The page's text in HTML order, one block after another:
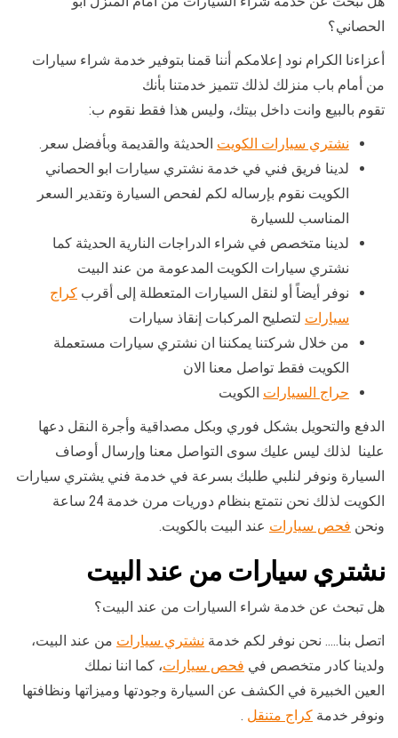
الحصاني؟
أعزاءنا الكرام نود إعلامكم أننا قمنا بتوفير خدمة شراء سيارات
من أمام باب منزلك لذلك تتميز خدمتنا بأنك
تقوم بالبيع وانت داخل بيتك، وليس هذا فقط نقوم ب:
نشتري سيارات الكويت الحديثة والقديمة وبأفضل سعر.
لدينا فريق فني في خدمة نشتري سيارات ابو الحصاني
الكويت نقوم بإرساله لكم لفحص السيارة وتقدير السعر
المناسب للسيارة
لدينا متخصص في شراء الدراجات النارية الحديثة كما
نشتري سيارات الكويت المدعومة من عند البيت
نوفر أيضاً أو لنقل السيارات المتعطلة إلى أقرب كراج
سيارات لتصليح المركبات إنقاذ سيارات
من خلال شركتنا يمكننا ان نشتري سيارات مستعملة
الكويت فقط تواصل معنا الان
حراج السيارات الكويت
الدفع والتحويل بشكل فوري وبكل مصداقية وأجرة النقل دعها
علينا لذلك ليس عليك سوى التواصل معنا وإرسال أوصاف
السيارة ونوفر لنلبي طلبك بسرعة في خدمة فني يشتري سيارات
الكويت لذلك نحن نتمتع بنظام دوريات مرن خدمة 24 ساعة
ونحن فحص سيارات عند البيت بالكويت.
نشتري سيارات من عند البيت
هل تبحث عن خدمة شراء السيارات من عند البيت؟
اتصل بنا….. نحن نوفر لكم خدمة نشتري سيارات من عند البيت،
ولدينا كادر متخصص في فحص سيارات، كما اننا نملك
العين الخبيرة في الكشف عن السيارة وجودتها وميزاتها ونظافتها
ونوفر خدمة كراج متنقل .